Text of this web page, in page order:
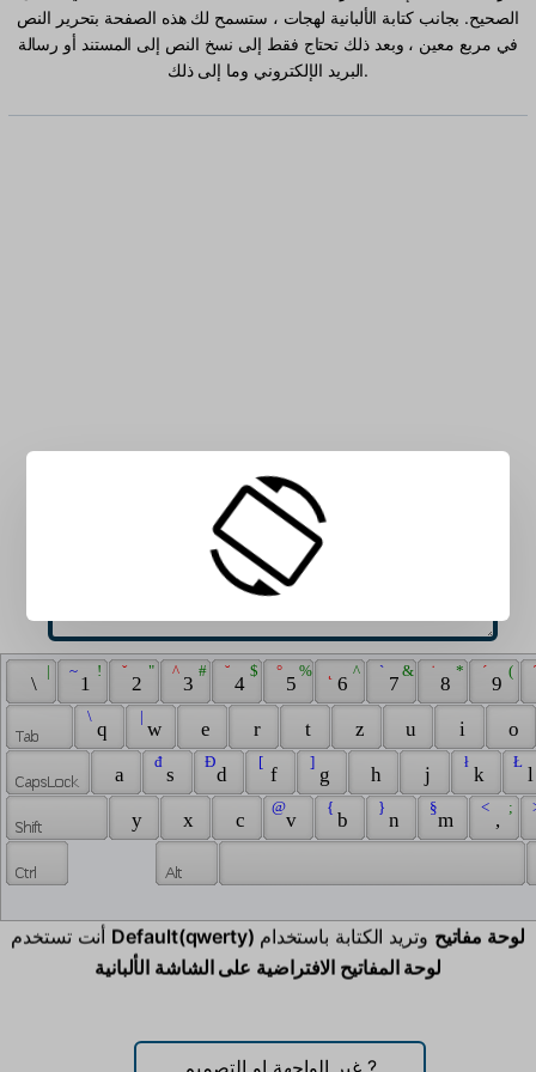
الصحيح. بجانب كتابة الألبانية لهجات ، ستسمح لك هذه الصفحة بتحرير النص
في مربع معين ، وبعد ذلك تحتاج فقط إلى نسخ النص إلى المستند أو رسالة
البريد الإلكتروني وما إلى ذلك.
\
|
1
!
~
2
"
ˇ
3
#
^
4
$
˘
5
%
°
6
^
7
&
`
8
*
˙
9
(
´
q
\
w
|
e r t z u i
o
a
s
đ
d
Đ
f
[
g
]
h j k
ł Ł
y x c v
@
b
{
n
}
m
§
,
;
<
Default(qwerty) لوحة مفاتيح وتريد الكتابة باستخدام
لوحة المفاتيح الافتراضية على الشاشة الألبانية
غير الواجهة او التصميم ?